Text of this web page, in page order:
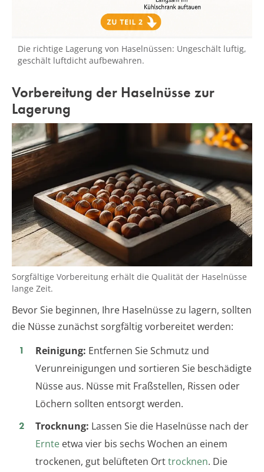
Die richtige Lagerung von Haselnüssen: Ungeschält luftig,
geschält luftdicht aufbewahren.
Vorbereitung der Haselnüsse zur
Lagerung
Sorgfältige Vorbereitung erhält die Qualität der Haselnüsse
lange Zeit.
Bevor Sie beginnen, Ihre Haselnüsse zu lagern, sollten
die Nüsse zunächst sorgfältig vorbereitet werden:
Reinigung: Entfernen Sie Schmutz und
Verunreinigungen und sortieren Sie beschädigte
Nüsse aus. Nüsse mit Fraßstellen, Rissen oder
Löchern sollten entsorgt werden.
Trocknung: Lassen Sie die Haselnüsse nach der
Ernte etwa vier bis sechs Wochen an einem
trockenen, gut belüfteten Orttrocknen. Die